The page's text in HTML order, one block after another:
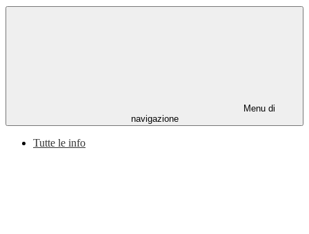
Menu di
navigazione
Tutte le info